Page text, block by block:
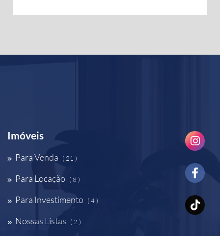
Imóveis
Para Venda ( 21 )
Para Locação ( 8 )
Para Investimento ( 4 )
Nossas Listas ( 2 )